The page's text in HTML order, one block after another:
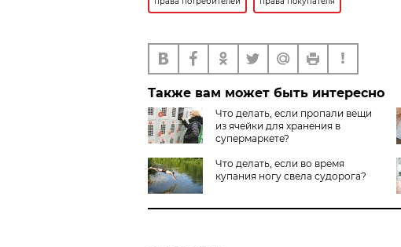
Также вам может быть интересно
Что делать, если пропали вещи
из ячейки для хранения в
супермаркете?
Что делать, если во время
купания ногу свела судорога?